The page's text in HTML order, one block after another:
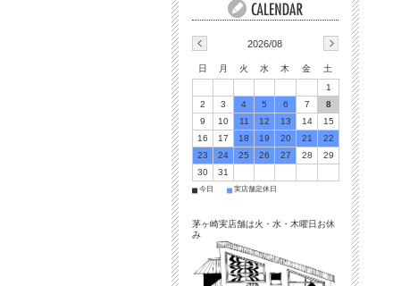
2026/08
日 月 火 水 木 金
土
1
2
3 4 5 6 7
8
9
10 11 12 13 14
15
16
17 18 19 20 21
22
23
24 25 26 27 28
29
30
31
■ 今日 ■ 実店舗定休日
茅ヶ崎実店舗は火・水・木曜日お休
み